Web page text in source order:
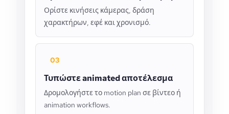
Ορίστε κινήσεις κάμερας, δράση
χαρακτήρων, εφέ και χρονισμό.
03
Τυπώστε animated αποτέλεσμα
Δρομολογήστε το motion plan σε βίντεο ή
animation workflows.